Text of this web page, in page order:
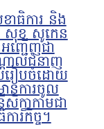
ាធិការ និង
សុខ សូកេន
អញ្ជើញជា
តាលជំនាញ
លរៀបចំដោយ
ានការចូល
ក្ខាកាមជា
ារកិច្ច។